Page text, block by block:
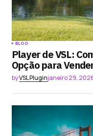
BLOG
Player de VSL:
Opção para
byVSL Pluginjaneiro 29,